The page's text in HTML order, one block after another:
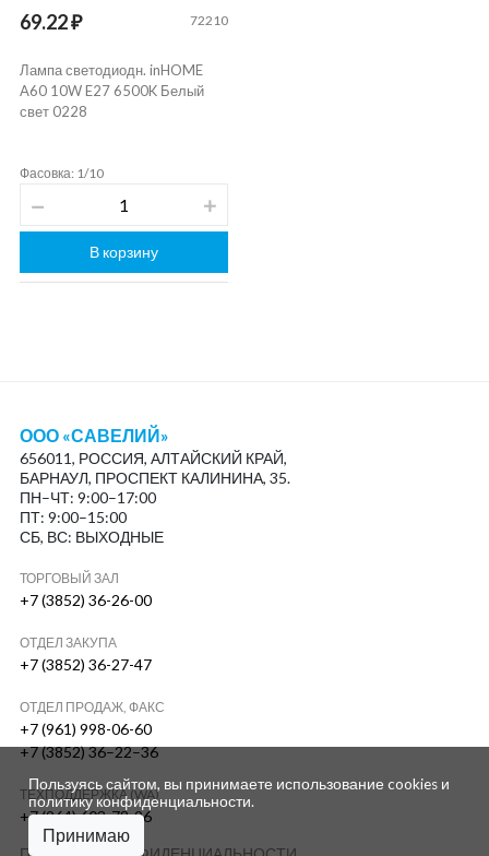
69.22 ₽ 72210
Лампа светодиодн. inHOME
A60 10W E27 6500K Белый
свет 0228
Фасовка: 1/10
В корзину
ООО «САВЕЛИЙ»
656011, РОССИЯ, АЛТАЙСКИЙ КРАЙ,
БАРНАУЛ, ПРОСПЕКТ КАЛИНИНА, 35.
ПН–ЧТ: 9:00–17:00
ПТ: 9:00–15:00
СБ, ВС: ВЫХОДНЫЕ
ТОРГОВЫЙ ЗАЛ
+7 (3852) 36-26-00
ОТДЕЛ ЗАКУПА
+7 (3852) 36-27-47
ОТДЕЛ ПРОДАЖ, ФАКС
+7 (961) 998-06-60
+7 (3852) 36–22–36
ТЕХПОДДЕРЖКА (WA)
+7 (964) 603-78-96
Пользуясь сайтом, вы принимаете использование cookies и
политику конфиденциальности.
Принимаю